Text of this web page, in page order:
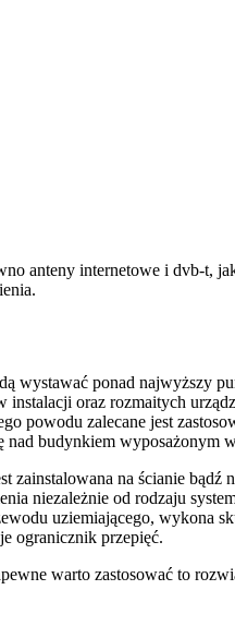
anteny internetowe i dvb-t,
wystawać ponad najwyższy
instalacji oraz rozmaitych
powodu zalecane jest
nad budynkiem wyposażonym
zainstalowana na ścianie bądź
niezależnie od rodzaju
uziemiającego, wykona
ogranicznik przepięć.
warto zastosować to